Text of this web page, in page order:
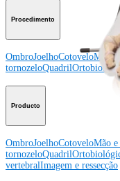
Procedimento
OmbroJoelhoCotoveloMão e
tornozeloQuadril
Producto
OmbroJoelhoCotoveloMão
tornozeloQuadril
vertebralImagem e ressecção